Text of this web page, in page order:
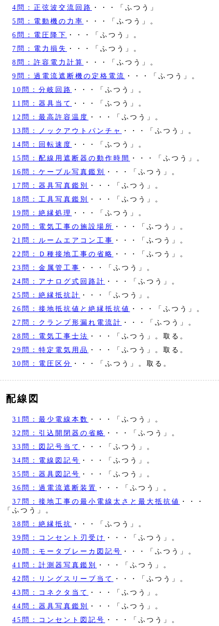
4問：正弦波交流回路
・・・「ふつう」
5問：電動機の力率 ・・・「ふつう」。
6問：電圧降下 ・・・「ふつう」。
7問：電力損失
・・・「ふつう」。
8問：許容電力計算 ・・・「ふつう」。
9問：過電流遮断機の定格電流 ・・・「ふつう」。
10問：分岐回路
・・・「ふつう」。
11問：器具当て
・・・「ふつう」。
12問：最高許容温度 ・・・「ふつう」。
13問：ノックアウトパンチャ
・・・「ふつう」。
14問：回転速度 ・・・「ふつう」。
15問：配線用遮断器の動作時間
・・・「ふつう」。
16問：ケーブル写真鑑別
・・・「ふつう」。
17問：器具写真鑑別
・・・「ふつう」。
18問：工具写真鑑別
・・・「ふつう」。
19問：絶縁処理
・・・「ふつう」。
20問：電気工事の施設場所 ・・・「ふつう」。
21問：ルームエアコン工事 ・・・「ふつう」。
22問：Ｄ種接地工事の省略 ・・・「ふつう」。
23問：金属管工事 ・・・「ふつう」。
24問：アナログ式回路計 ・・・「ふつう」。
25問：絶縁抵抗計 ・・・「ふつう」。
26問：接地抵抗値と絶縁抵抗値
・・・「ふつう」。
27問：クランプ形漏れ電流計 ・・・「ふつう」。
28問：電気工事士法 ・・・「ふつう」。取る。
29問：特定電気用品
・・・「ふつう」。取る。
30問：電圧区分 ・・・「ふつう」。取る。
配線図
31問：最少電線本数
・・・「ふつう」。
32問：引込開閉器の省略 ・・・「ふつう」。
33問：図記号当て
・・・「ふつう」。
34問：電線図記号 ・・・「ふつう」。
35問：器具図記号 ・・・「ふつう」。
36問：過電流遮断装置 ・・・「ふつう」。
37問：接地工事の最小電線太さと最大抵抗値
・・・
「ふつう」。
38問：絶縁抵抗 ・・・「ふつう」。
39問：コンセント刃受け
・・・「ふつう」。
40問：モータブレーカ図記号 ・・・「ふつう」。
41問：計測器写真鑑別
・・・「ふつう」。
42問：リングスリーブ当て
・・・「ふつう」。
43問：コネクタ当て
・・・「ふつう」。
44問：器具写真鑑別
・・・「ふつう」。
45問：コンセント図記号 ・・・「ふつう」。